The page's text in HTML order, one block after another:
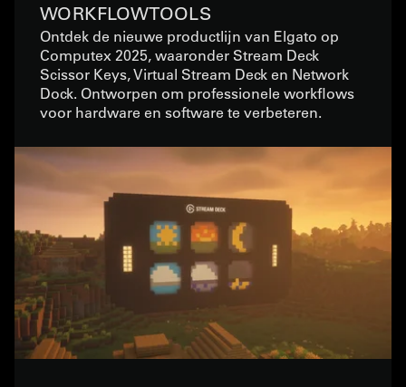
WORKFLOWTOOLS
Ontdek de nieuwe productlijn van Elgato op
Computex 2025, waaronder Stream Deck
Scissor Keys, Virtual Stream Deck en Network
Dock. Ontworpen om professionele workflows
voor hardware en software te verbeteren.